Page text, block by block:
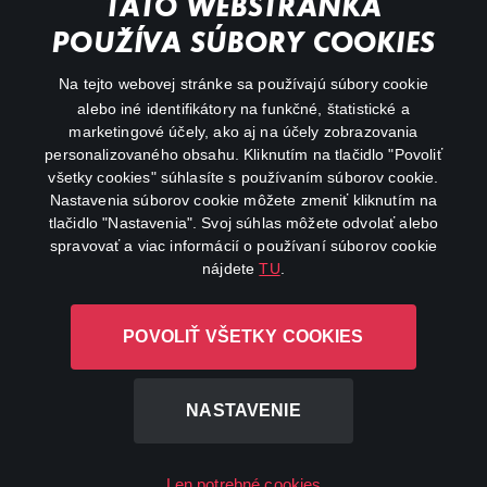
POUŽÍVA SÚBORY COOKIES
Na tejto webovej stránke sa používajú súbory cookie
alebo iné identifikátory na funkčné, štatistické a
marketingové účely, ako aj na účely zobrazovania
personalizovaného obsahu. Kliknutím na tlačidlo "Povoliť
všetky cookies" súhlasíte s používaním súborov cookie.
Nastavenia súborov cookie môžete zmeniť kliknutím na
tlačidlo "Nastavenia". Svoj súhlas môžete odvolať alebo
spravovať a viac informácií o používaní súborov cookie
nájdeteTU
POVOLIŤ VŠETKY COOKIES
NASTAVENIE
O aplikácii Canal+
Canal+ Luxembourg S. à r.l. so sídlom Rue Albert Borschette 4,